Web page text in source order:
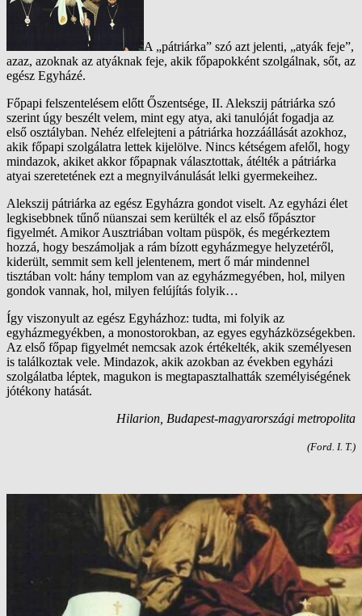
A „pátriárka” szó azt jelenti, „atyák feje”,
azaz, azoknak az atyáknak feje, akik főpapokként szolgálnak, sőt, az
egész Egyházé.
Főpapi felszentelésem előtt Őszentsége, II. Alekszij pátriárka szó
szerint úgy beszélt velem, mint egy atya, aki tanulóját fogadja az
első osztályban. Nehéz elfelejteni a pátriárka hozzáállását azokhoz,
akik főpapi szolgálatra lettek kijelölve. Nincs kétségem afelől, hogy
mindazok, akiket akkor főpapnak választottak, átélték a pátriárka
atyai szeretetének ezt a megnyilvánulását lelki gyermekeihez.
Alekszij pátriárka az egész Egyházra gondot viselt. Az egyházi élet
legkisebbnek tűnő nüanszai sem kerülték el az első főpásztor
figyelmét. Amikor Ausztriában voltam püspök, és megérkeztem
hozzá, hogy beszámoljak a rám bízott egyházmegye helyzetéről,
kiderült, semmit sem kell jelentenem, mert ő már mindennel
tisztában volt: hány templom van az egyházmegyében, hol, milyen
gondok vannak, hol, milyen felújítás folyik…
Így viszonyult az egész Egyházhoz: tudta, mi folyik az
egyházmegyékben, a monostorokban, az egyes egyházközségekben.
Az első főpap figyelmét nemcsak azok értékelték, akik személyesen
is találkoztak vele. Mindazok, akik azokban az években egyházi
szolgálatba léptek, magukon is megtapasztalhatták személyiségének
jótékony hatását.
Hilarion, Budapest-magyarországi metropolita
(Ford. I. T.)